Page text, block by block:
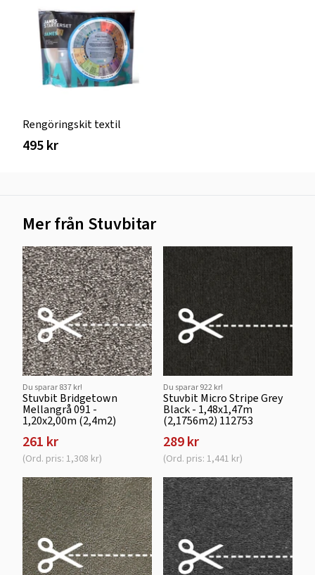
Rengöringskit textil
495 kr
Mer från Stuvbitar
Du sparar 837 kr!
Stuvbit Bridgetown
Mellangrå 091 -
1,20x2,00m (2,4m2)
261 kr
(Ord. pris: 1,308 kr)
Du sparar 922 kr!
Stuvbit Micro Stripe Grey
Black - 1,48x1,47m
(2,1756m2) 112753
289 kr
(Ord. pris: 1,441 kr)